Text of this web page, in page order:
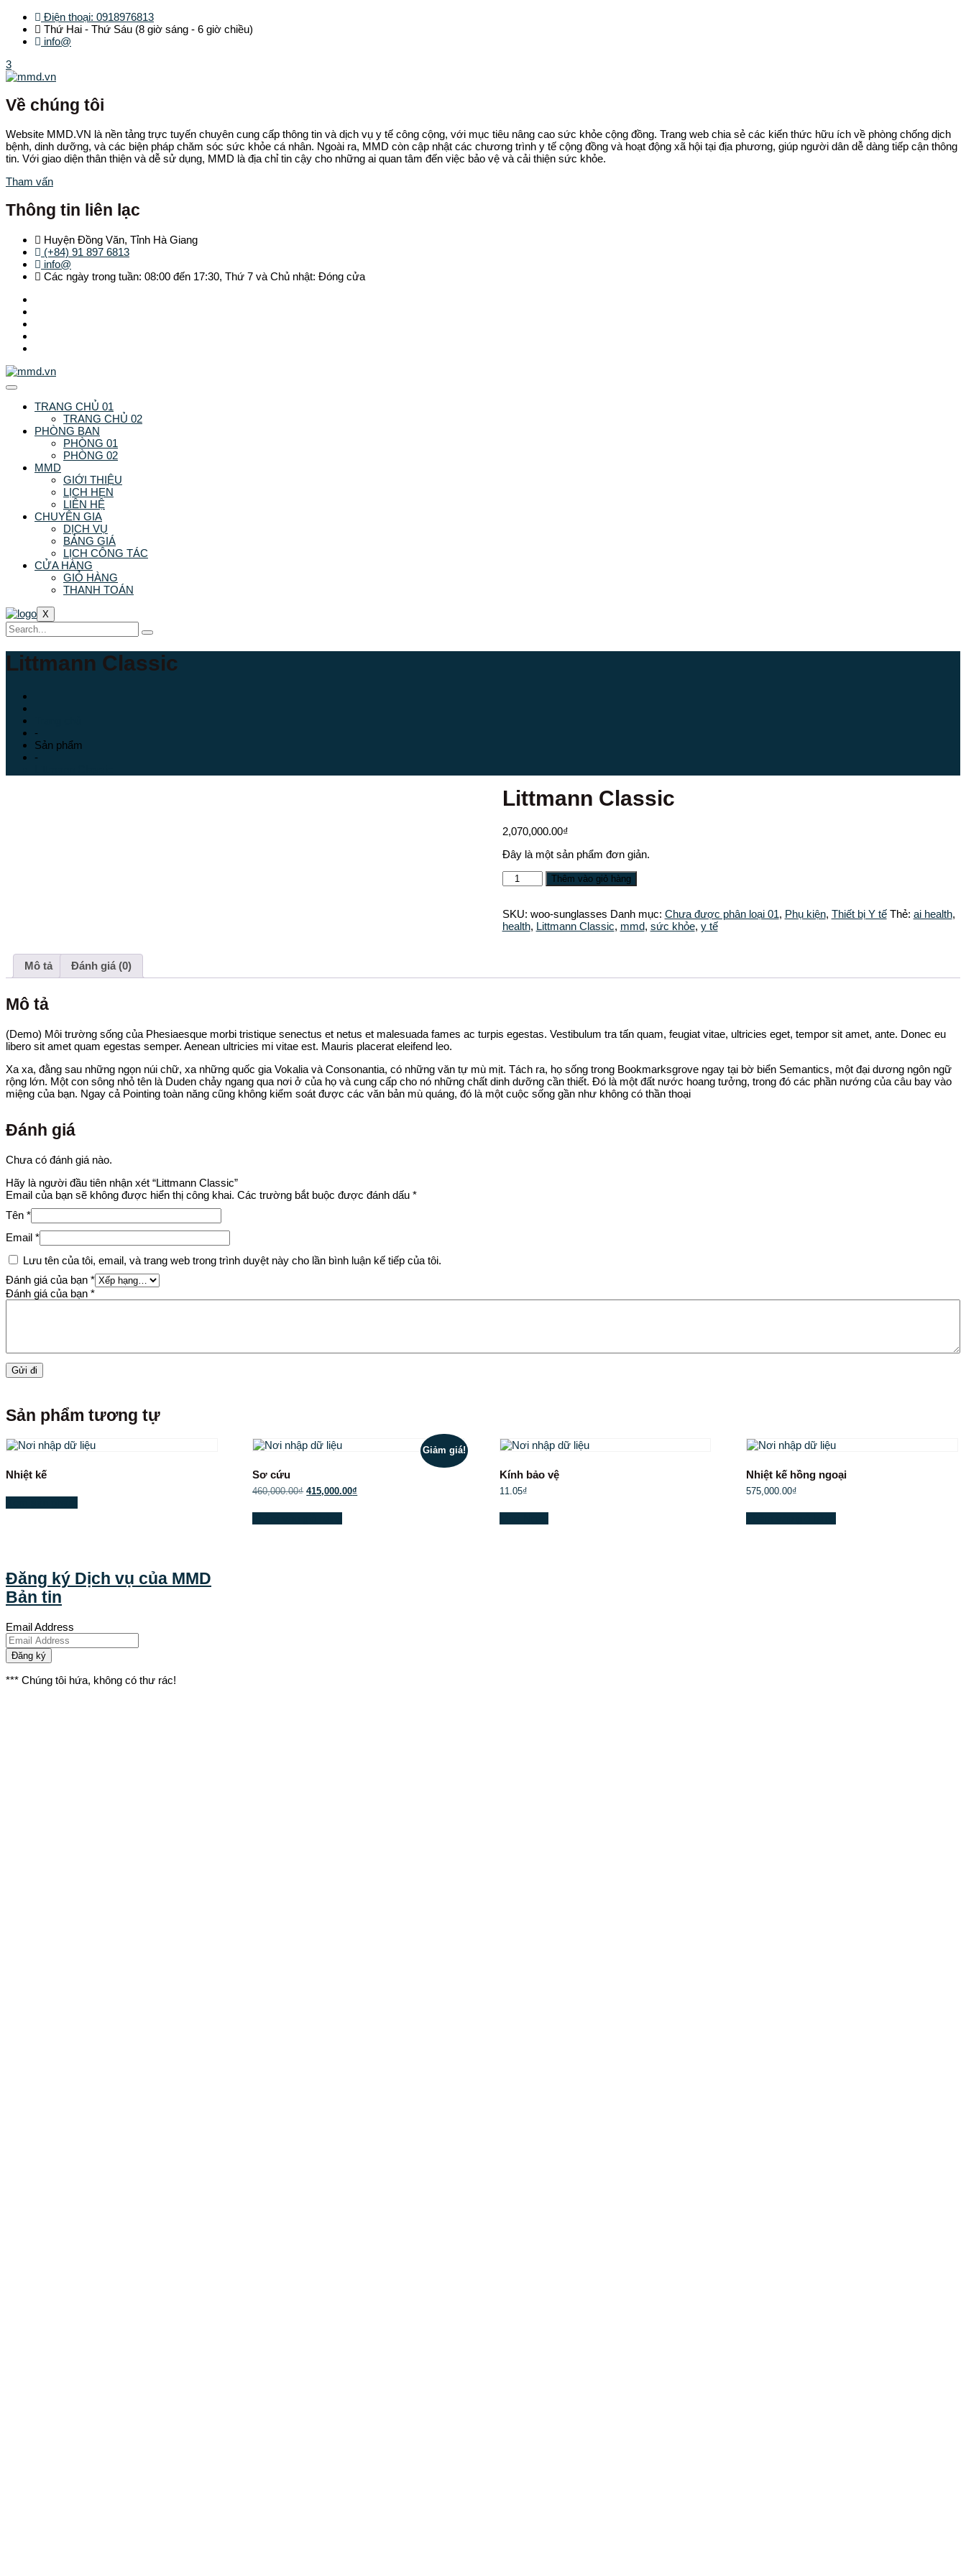
Điện thoại: 0918976813
Thứ Hai - Thứ Sáu (8 giờ sáng - 6 giờ chiều)
info@
3
Về chúng tôi
Website MMD.VN là nền tảng trực tuyến chuyên cung cấp thông tin và dịch vụ y tế công cộng, với mục tiêu nâng cao sức khỏe cộng đồng. Trang web chia sẻ các kiến thức hữu ích về phòng chống dịch
bệnh, dinh dưỡng, và các biện pháp chăm sóc sức khỏe cá nhân. Ngoài ra, MMD còn cập nhật các chương trình y tế cộng đồng và hoạt động xã hội tại địa phương, giúp người dân dễ dàng tiếp cận thông
tin. Với giao diện thân thiện và dễ sử dụng, MMD là địa chỉ tin cậy cho những ai quan tâm đến việc bảo vệ và cải thiện sức khỏe.
Tham vấn
Thông tin liên lạc
Huyện Đồng Văn, Tỉnh Hà Giang
(+84) 91 897 6813
info@
Các ngày trong tuần: 08:00 đến 17:30, Thứ 7 và Chủ nhật: Đóng cửa
TRANG CHỦ 01
TRANG CHỦ 02
PHÒNG BAN
PHÒNG 01
PHÒNG 02
MMD
GIỚI THIỆU
LỊCH HẸN
LIÊN HỆ
CHUYÊN GIA
DỊCH VỤ
BẢNG GIÁ
LỊCH CÔNG TÁC
CỬA HÀNG
GIỎ HÀNG
THANH TOÁN
X
Littmann Classic
-
Sản phẩm
-
Littmann Classic
2,070,000.00₫
Đây là một sản phẩm đơn giản.
Thêm vào giỏ hàng
SKU: woo-sunglasses Danh mục: Chưa được phân loại 01, Phụ kiện, Thiết bị Y tế Thẻ: ai health,
health, Littmann Classic, mmd, sức khỏe, y tế
Mô tả Đánh giá (0)
Mô tả
(Demo) Môi trường sống của Phesiaesque morbi tristique senectus et netus et malesuada fames ac turpis egestas. Vestibulum tra tấn quam, feugiat vitae, ultricies eget, tempor sit amet, ante. Donec eu
libero sit amet quam egestas semper. Aenean ultricies mi vitae est. Mauris placerat eleifend leo.
Xa xa, đằng sau những ngọn núi chữ, xa những quốc gia Vokalia và Consonantia, có những văn tự mù mịt. Tách ra, họ sống trong Bookmarksgrove ngay tại bờ biển Semantics, một đại dương ngôn ngữ
rộng lớn. Một con sông nhỏ tên là Duden chảy ngang qua nơi ở của họ và cung cấp cho nó những chất dinh dưỡng cần thiết. Đó là một đất nước hoang tưởng, trong đó các phần nướng của câu bay vào
miệng của bạn. Ngay cả Pointing toàn năng cũng không kiểm soát được các văn bản mù quáng, đó là một cuộc sống gần như không có thần thoại
Đánh giá
Chưa có đánh giá nào.
Hãy là người đầu tiên nhận xét “Littmann Classic”
Email của bạn sẽ không được hiển thị công khai. Các trường bắt buộc được đánh dấu *
Tên *
Email *
Lưu tên của tôi, email, và trang web trong trình duyệt này cho lần bình luận kế tiếp của tôi.
Đánh giá của bạn *
Đánh giá của bạn *
Sản phẩm tương tự
Nhiệt kế
Giảm giá!
Sơ cứu
460,000.00₫ 415,000.00₫
Kính bảo vệ
11.05₫
Nhiệt kế hồng ngoại
575,000.00₫
Đăng ký Dịch vụ của MMD
Bản tin
Email Address
Đăng ký
*** Chúng tôi hứa, không có thư rác!